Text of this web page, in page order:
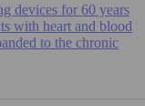
devices for 60 years
with heart and blood
to the chronic